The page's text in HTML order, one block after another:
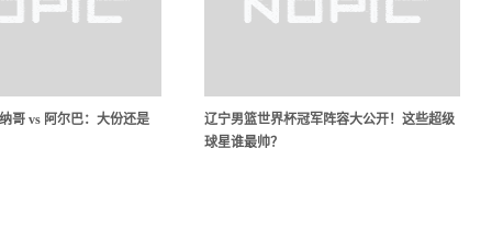
哥 vs 阿尔巴：大份还是
辽宁男篮世界杯冠军阵容大公开！这些超级
球星谁最帅？